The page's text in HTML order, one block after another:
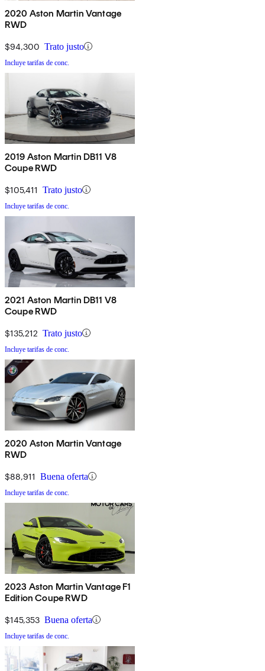
2020 Aston Martin Vantage
RWD
$94,300 Trato justo
Incluye tarifas de conc.
2019 Aston Martin DB11 V8
Coupe RWD
$105,411 Trato justo
Incluye tarifas de conc.
2021 Aston Martin DB11 V8
Coupe RWD
$135,212 Trato justo
Incluye tarifas de conc.
2020 Aston Martin Vantage
RWD
$88,911 Buena oferta
Incluye tarifas de conc.
2023 Aston Martin Vantage F1
Edition Coupe RWD
$145,353 Buena oferta
Incluye tarifas de conc.